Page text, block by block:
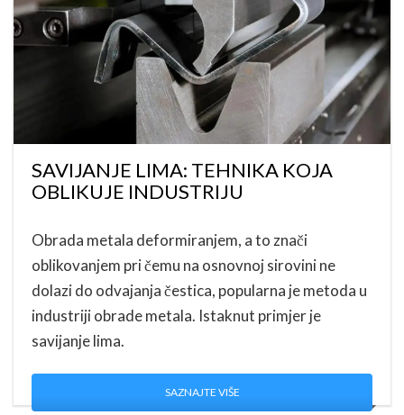
SAVIJANJE LIMA: TEHNIKA KOJA
OBLIKUJE INDUSTRIJU
Obrada metala deformiranjem, a to znači
oblikovanjem pri čemu na osnovnoj sirovini ne
dolazi do odvajanja čestica, popularna je metoda u
industriji obrade metala. Istaknut primjer je
savijanje lima.
SAZNAJTE VIŠE